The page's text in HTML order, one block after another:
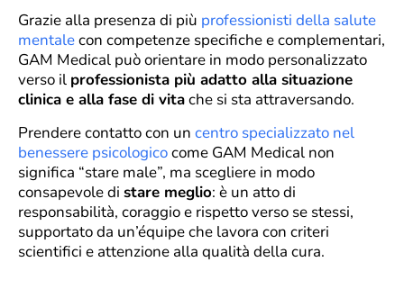
Grazie alla presenza di più professionisti della salute
mentalecon competenze specifiche e complementari,
GAM Medical può orientare in modo personalizzato
verso il professionista più adatto alla situazione
clinica e alla fase di vitache si sta attraversando.
Prendere contatto con un centro specializzato nel
benessere psicologicocome GAM Medical non
significa “stare male”, ma scegliere in modo
consapevole di stare meglio: è un atto di
responsabilità, coraggio e rispetto verso se stessi,
supportato da un’équipe che lavora con criteri
scientifici e attenzione alla qualità della cura.